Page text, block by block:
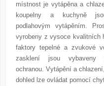
místnost je vytápěna a
koupelny a kuchyně
podlahovým vytápěním.
vyrobeny z vysoce kvalitních
faktory tepelné a zvukové
zasklení jsou vybaveny
ochranou. Vytápění a
dohled lze ovládat pomocí